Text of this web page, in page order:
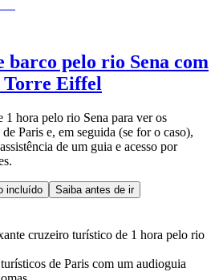
barco pelo rio Sena com
Torre Eiffel
1 hora pelo rio Sena para ver os
Paris e, em seguida (se for o caso),
de um guia e acesso por
incluído
Saiba antes de ir
cruzeiro turístico de 1 hora pelo rio
de Paris com um audioguia